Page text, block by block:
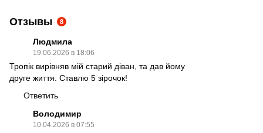
Отзывы 8
Людмила
19.06.2026 в 18:06
Тропік вирівняв мій старий діван, та дав йому
друге життя. Ставлю 5 зірочок!
Ответить
Володимир
10.04.2026 в 07:55